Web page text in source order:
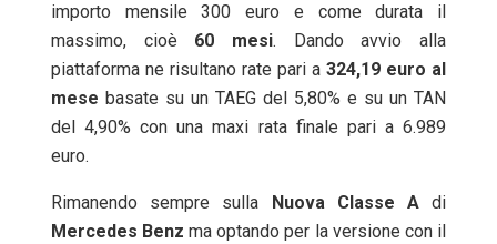
importo mensile 300 euro e come durata il
massimo, cioè 60 mesi. Dando avvio alla
piattaforma ne risultano rate pari a324,19 euro al
mese basate su un TAEG del 5,80% e su un TAN
del 4,90% con una maxi rata finale pari a 6.989
euro.
Rimanendo sempre sulla Nuova Classe Adi
Mercedes Benz ma optando per la versione con il